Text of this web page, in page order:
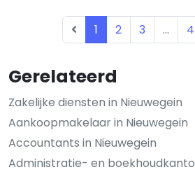
Gerelateerd
Zakelijke diensten in Nieuwegein
Aankoopmakelaar in Nieuwegein
Accountants in Nieuwegein
Administratie- en
1 2 3 ... 4